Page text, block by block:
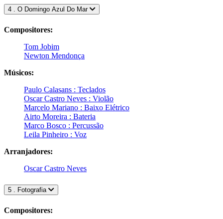
4 . O Domingo Azul Do Mar
Compositores:
Tom Jobim
Newton Mendonça
Músicos:
Paulo Calasans : Teclados
Oscar Castro Neves : Violão
Marcelo Mariano : Baixo Elétrico
Airto Moreira : Bateria
Marco Bosco : Percussão
Leila Pinheiro : Voz
Arranjadores:
Oscar Castro Neves
5 . Fotografia
Compositores: